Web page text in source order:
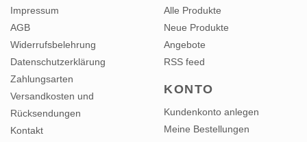
AGB
Widerrufsbelehrung
Datenschutzerklärung
Zahlungsarten
Versandkosten und
Rücksendungen
Kontakt
Sitemap
Neue Produkte
Angebote
RSS feed
Kundenkonto anlegen
Meine Bestellungen
Mein Wunschzettel